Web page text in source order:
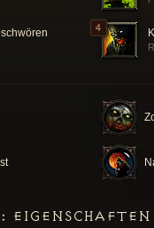
EIGENSCHAFTEN